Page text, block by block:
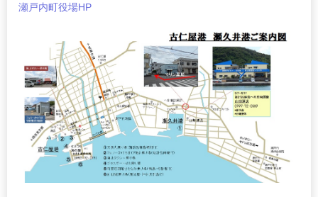
瀬戸内町役場HP